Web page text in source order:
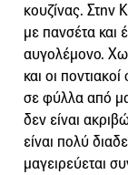
κουζίνας. Στην
με πανσέτα και
αυγολέμονο.
και οι
σε φύλλα από
δεν είναι
είναι πολύ
μαγειρεύεται